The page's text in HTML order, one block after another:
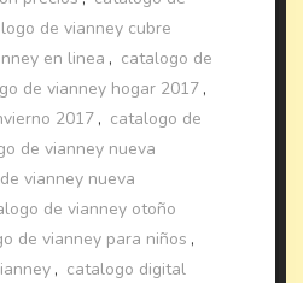
de vianney cubre
en linea , catalogo de
de vianney hogar 2017 ,
2017 , catalogo de
de vianney nueva
vianney nueva
de vianney otoño
de vianney para niños ,
, catalogo digital